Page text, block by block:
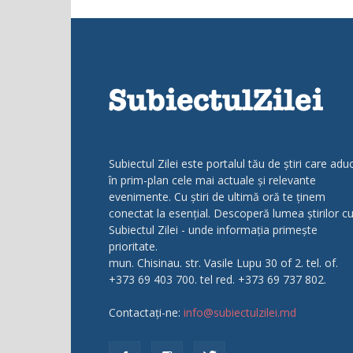
Subiectul Zilei este portalul tău de știri care
în prim-plan cele mai actuale și relevante
evenimente. Cu știri de ultimă oră te ținem
conectat la esențial. Descoperă lumea știrilor cu
Subiectul Zilei - unde informația primește
prioritate.
mun. Chisinau. str. Vasile Lupu 30 of 2. tel. of.
+373 69 403 700. tel red. +373 69 737 802.
Contactați-ne: info@subiectulzilei.md